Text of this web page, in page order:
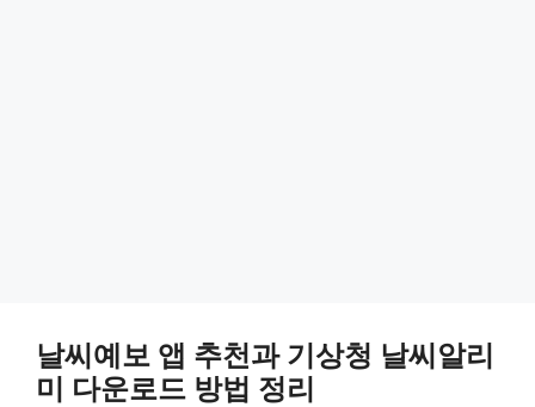
날씨예보 앱 추천과 기상청 날씨알리
미 다운로드 방법 정리